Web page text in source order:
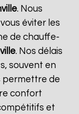
. Nous
éviter les
de chauffe-
. Nos délais
souvent en
permettre de
confort
et